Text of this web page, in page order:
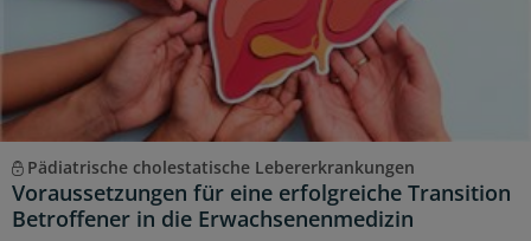
Pädiatrische cholestatische Lebererkrankungen
Voraussetzungen für eine erfolgreiche Transition
Betroffener in die Erwachsenenmedizin